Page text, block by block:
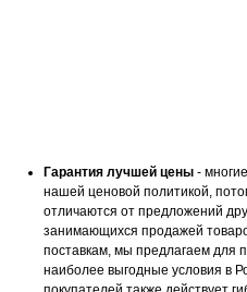
Гарантия лучшей цены -
нашей ценовой политикой,
отличаются от предложений
занимающихся продажей
поставкам, мы предлагаем для
наиболее выгодные условия в